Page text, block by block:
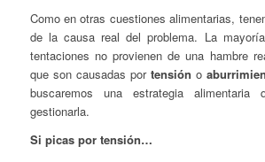
Como en otras cuestiones alimentarias,
de la causa real del problema. La
tentaciones no provienen de una hambre
que son causadas por tensión o
buscaremos una estrategia
gestionarla.
Si picas por tensión…